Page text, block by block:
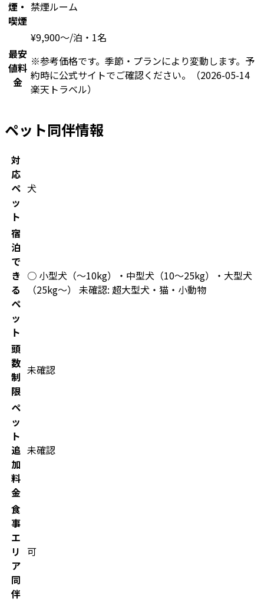
煙・
喫煙
禁煙ルーム
最安
値料
金
¥9,900〜/泊・1名
※参考価格です。季節・プランにより変動します。予
約時に公式サイトでご確認ください。
（2026-05-14
楽天トラベル）
ペット同伴情報
対
応
ペ
ッ
ト
犬
宿
泊
で
き
る
ペ
ッ
ト
○ 小型犬（〜10kg）・中型犬（10〜25kg）・大型犬
（25kg〜） 未確認: 超大型犬・猫・小動物
頭
数
制
限
未確認
ペ
ッ
ト
追
加
料
金
未確認
食
事
エ
リ
ア
同
伴
可